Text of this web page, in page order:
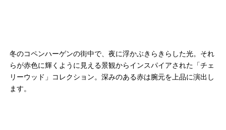
冬のコペンハーゲンの街中で、夜に浮かぶきらきらした光。それ
らが赤色に輝くように見える景観からインスパイアされた「チェ
リーウッド」コレクション。深みのある赤は腕元を上品に演出し
ます。